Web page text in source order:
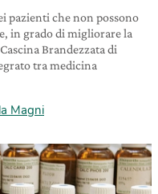
pazienti che non possono
in grado di migliorare la
Brandezzata di
tra medicina
Magni